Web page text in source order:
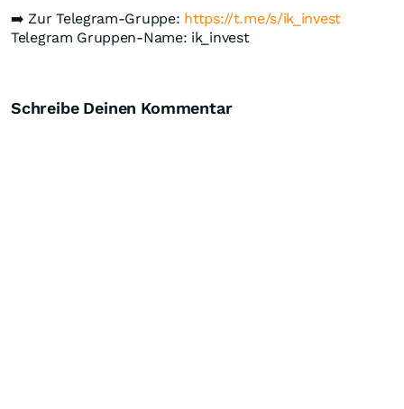
➡️ Zur Telegram-Gruppe: https://t.me/s/ik_invest
Telegram Gruppen-Name: ik_invest
Schreibe Deinen Kommentar